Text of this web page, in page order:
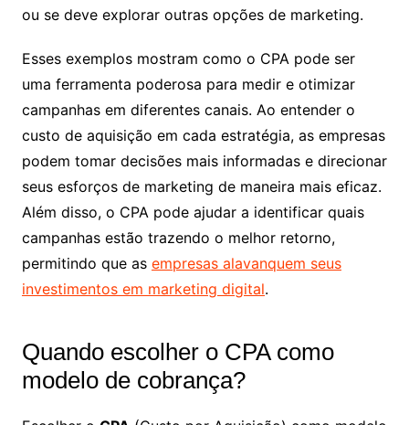
ou se deve explorar outras opções de marketing.
Esses exemplos mostram como o CPA pode ser
uma ferramenta poderosa para medir e otimizar
campanhas em diferentes canais. Ao entender o
custo de aquisição em cada estratégia, as empresas
podem tomar decisões mais informadas e direcionar
seus esforços de marketing de maneira mais eficaz.
Além disso, o CPA pode ajudar a identificar quais
campanhas estão trazendo o melhor retorno,
permitindo que as empresas alavanquem seus
investimentos em marketing digital.
Quando escolher o CPA como
modelo de cobrança?